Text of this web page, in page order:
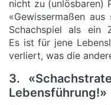
nicht zu (unlösbaren)
«Gewissermaßen
Schachspiel als ein
Es ist für jene
verliert, was die
3.
Lebensführung!»